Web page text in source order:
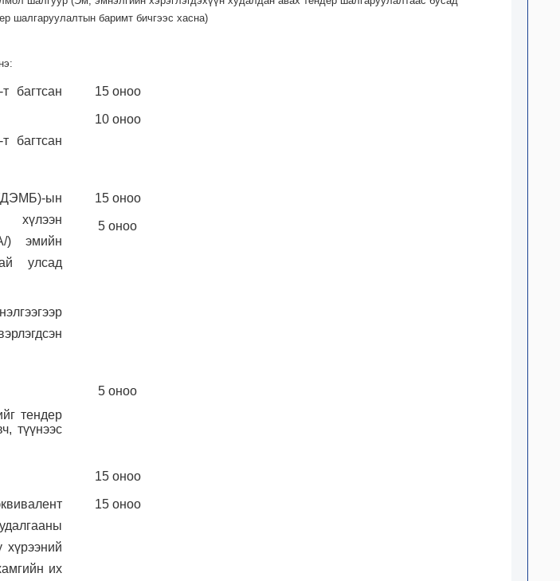
шалгаруулалтын баримт бичгээс хасна)
багтсан
багтсан
15 оноо
10 оноо
ын
хүлээн
) эмийн
улсад
15 оноо
5 оноо
тендер
түүнээс
5 оноо
хүрээний
их
15 оноо
15 оноо